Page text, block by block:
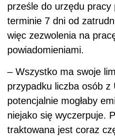
prześle do urzędu pracy
terminie 7 dni od
więc zezwolenia na
powiadomieniami.
– Wszystko ma swoje
przypadku liczba osób z
potencjalnie mogłaby
niejako się wyczerpuje.
traktowana jest coraz